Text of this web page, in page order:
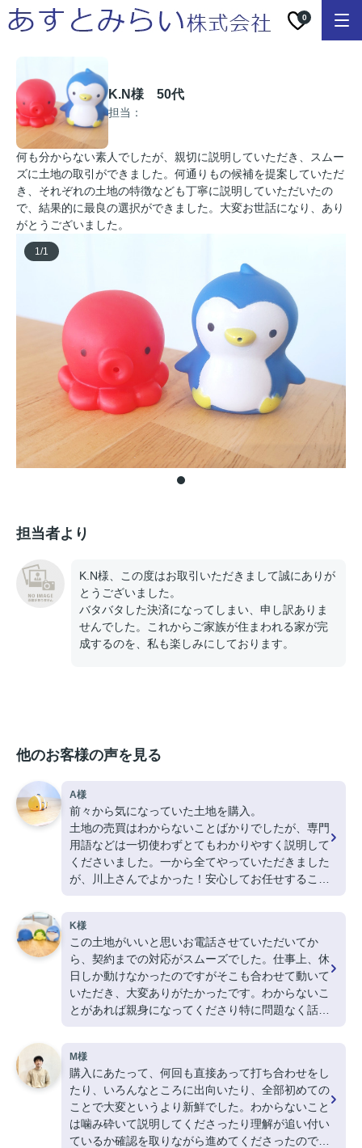
0
K.N様 50代
担当：
何も分からない素人でしたが、親切に説明していただき、スムー
ズに土地の取引ができました。何通りもの候補を提案していただ
き、それぞれの土地の特徴なども丁寧に説明していただいたの
で、結果的に最良の選択ができました。大変お世話になり、あり
がとうございました。
1/1
担当者より
K.N様、この度はお取引いただきまして誠にありが
とうございました。
バタバタした決済になってしまい、申し訳ありま
せんでした。これからご家族が住まわれる家が完
成するのを、私も楽しみにしております。
他のお客様の声を見る
A様
前々から気になっていた土地を購入。
土地の売買はわからないことばかりでしたが、専門
用語などは一切使わずとてもわかりやすく説明して
くださいました。一から全てやっていただきました
が、川上さんでよかった！安心してお任せすること
K様
この土地がいいと思いお電話させていただいてか
ら、契約までの対応がスムーズでした。仕事上、休
日しか動けなかったのですがそこも合わせて動いて
いただき、大変ありがたかったです。わからないこ
とがあれば親身になってくださり特に問題なく話が
M様
購入にあたって、何回も直接あって打ち合わせをし
たり、いろんなところに出向いたり、全部初めての
ことで大変というより新鮮でした。わからないこと
は噛み砕いて説明してくださったり理解が追い付い
ているか確認を取りながら進めてくださったので、